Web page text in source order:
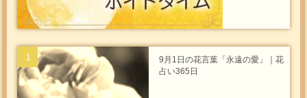
9月1日の花言葉「永遠の愛」｜花
占い365日